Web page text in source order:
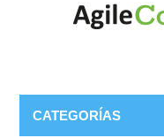
CATEGORÍAS